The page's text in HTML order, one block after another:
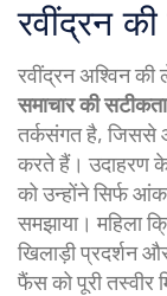
रवींद्रन
रवींद्रन अश्विन
समाचार की सटीकता
तर्कसंगत है, जिससे
करते हैं। उदाहरण के
को उन्होंने सिर्फ
समझाया। महिला
खिलाड़ी प्रदर्शन
फैंस को पूरी तस्वीर